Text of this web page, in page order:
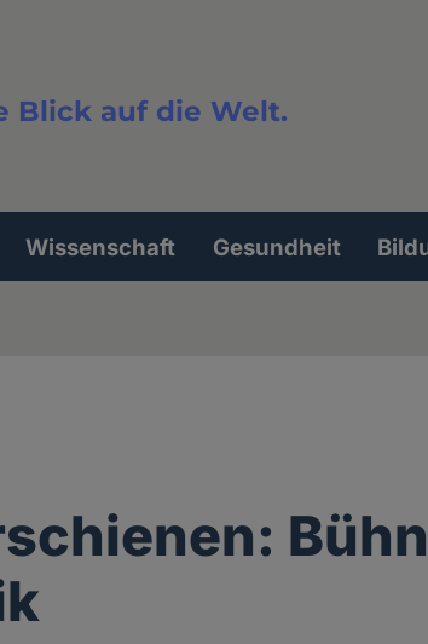
Blick auf die Welt.
Wissenschaft Gesundheit